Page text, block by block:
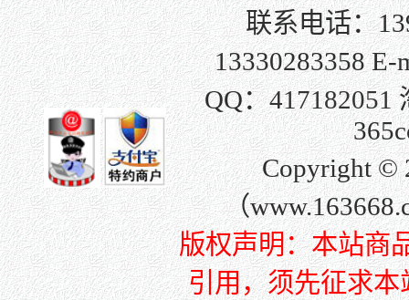
联系电话：
13330283358 E-
QQ：417182051
Copyright ©
（
版权声明：本站商
引用，须先征求本